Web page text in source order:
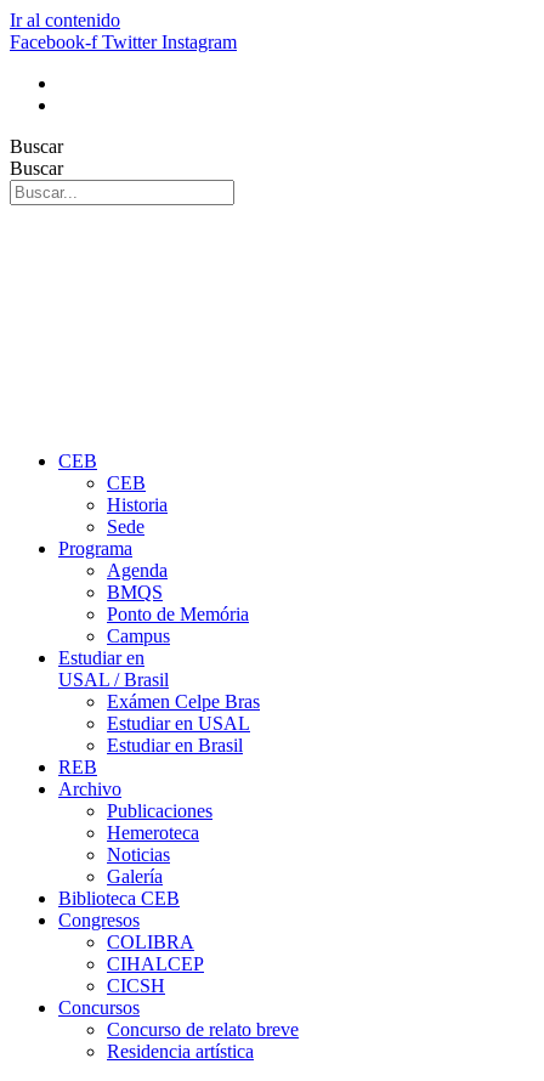
Ir al contenido
Facebook-f Twitter Instagram
Buscar
Buscar
CEB
CEB
Historia
Sede
Programa
Agenda
BMQS
Ponto de Memória
Campus
Estudiar en
USAL / Brasil
Exámen Celpe Bras
Estudiar en USAL
Estudiar en Brasil
REB
Archivo
Publicaciones
Hemeroteca
Noticias
Galería
Biblioteca CEB
Congresos
COLIBRA
CIHALCEP
CICSH
Concursos
Concurso de relato breve
Residencia artística